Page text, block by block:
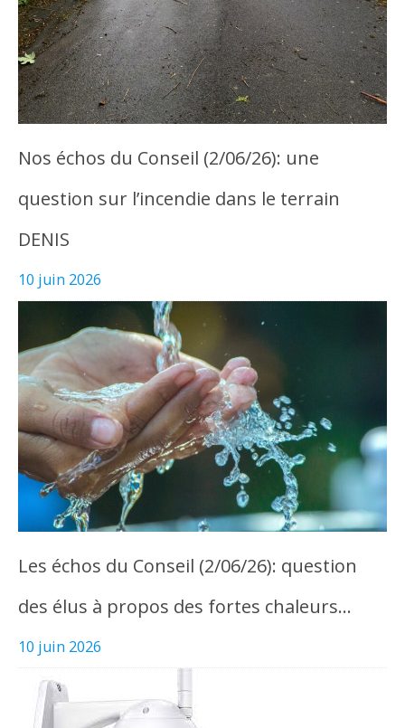
Nos échos du Conseil (2/06/26): une
question sur l’incendie dans le terrain
DENIS
10 juin 2026
Les échos du Conseil (2/06/26): question
des élus à propos des fortes chaleurs…
10 juin 2026